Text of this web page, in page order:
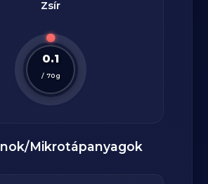
Zsír
0.1
/ 70g
Mikrotápanyagok